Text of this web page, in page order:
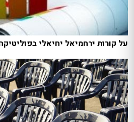
על קורות ירחמיאל יחיאלי